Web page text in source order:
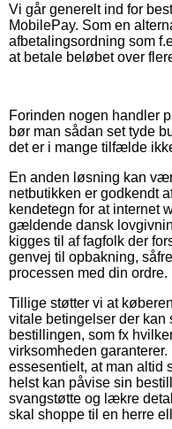
Vi går generelt ind for
MobilePay. Som en
afbetalingsordning som
at betale beløbet over
Forinden nogen handler
bør man sådan set tyde
det er i mange tilfælde
En anden løsning kan
netbutikken er godkendt
kendetegn for at internet
gældende dansk
kigges til af fagfolk der
genvej til opbakning,
processen med din ordre.
Tillige støtter vi at
vitale betingelser der kan
bestillingen, som fx
virksomheden
essesentielt, at man altid
helst kan påvise sin
svangstøtte og lækre
skal shoppe til en herre